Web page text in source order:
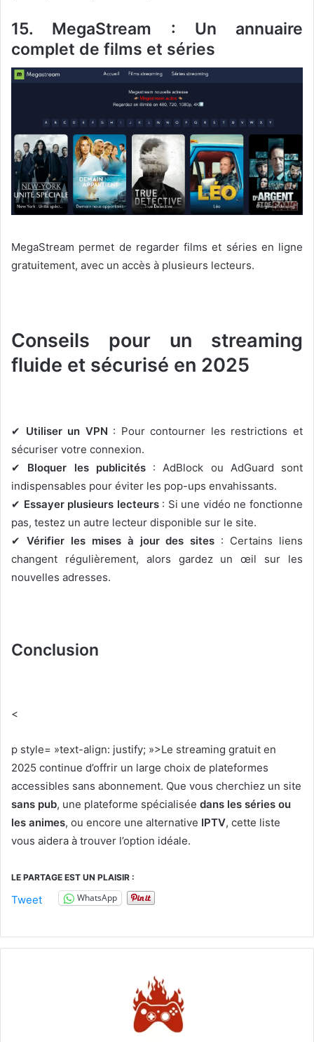
15. MegaStream : Un annuaire
complet de films et séries
MegaStream permet de regarder films et séries en ligne
gratuitement, avec un accès à plusieurs lecteurs.
Conseils pour un streaming
fluide et sécurisé en 2025
✔ Utiliser un VPN : Pour contourner les restrictions et
sécuriser votre connexion.
✔ Bloquer les publicités: AdBlock ou AdGuard sont
indispensables pour éviter les pop-ups envahissants.
✔ Essayer plusieurs lecteurs: Si une vidéo ne fonctionne
pas, testez un autre lecteur disponible sur le site.
✔ Vérifier les mises à jour des sites : Certains liens
changent régulièrement, alors gardez un œil sur les
nouvelles adresses.
Conclusion
<
p style= »text-align: justify; »>Le streaming gratuit en
2025 continue d’offrir un large choix de plateformes
accessibles sans abonnement. Que vous cherchiez un site
sans pub, une plateforme spécialisée dans les séries ou
les animes, ou encore une alternative IPTV, cette liste
vous aidera à trouver l’option idéale.
LE PARTAGE EST UN PLAISIR :
Tweet WhatsApp